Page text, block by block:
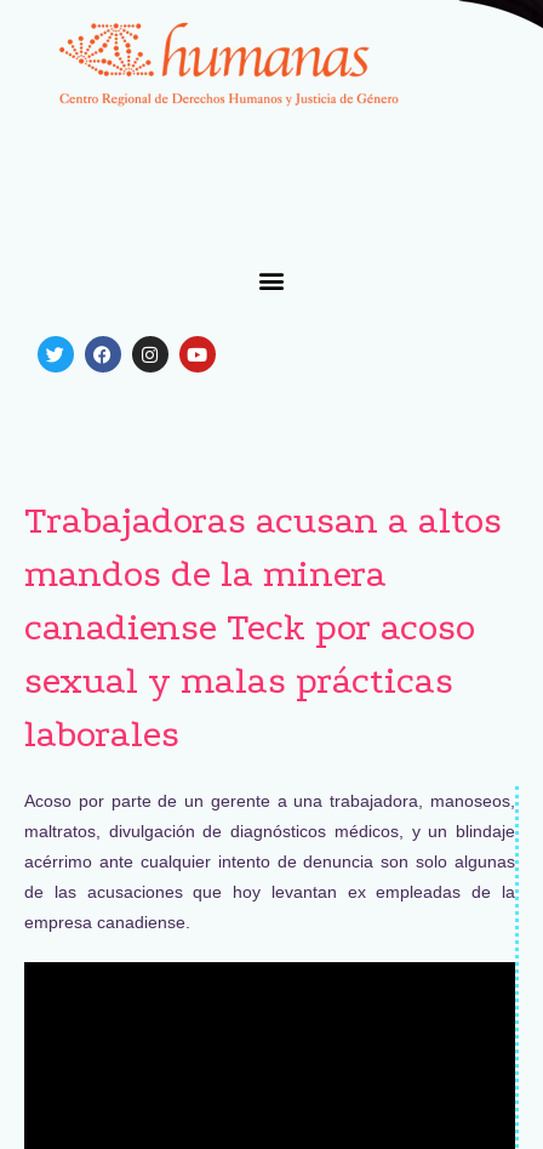
Trabajadoras acusan a altos
mandos de la minera
canadiense Teck por acoso
sexual y malas prácticas
laborales
Acoso por parte de un gerente a una trabajadora, manoseos,
maltratos, divulgación de diagnósticos médicos, y un blindaje
acérrimo ante cualquier intento de denuncia son solo algunas
de las acusaciones que hoy levantan ex empleadas de la
empresa canadiense.